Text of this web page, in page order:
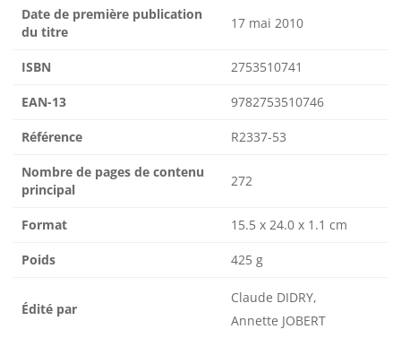
Date de première publication
du titre
17 mai 2010
ISBN 2753510741
EAN-13 9782753510746
Référence R2337-53
Nombre de pages de contenu
principal
272
Format 15.5 x 24.0 x 1.1 cm
Poids 425 g
Édité par
Claude DIDRY,
Annette JOBERT